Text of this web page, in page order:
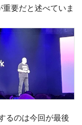
要だと述べていま
るのは今回が最後